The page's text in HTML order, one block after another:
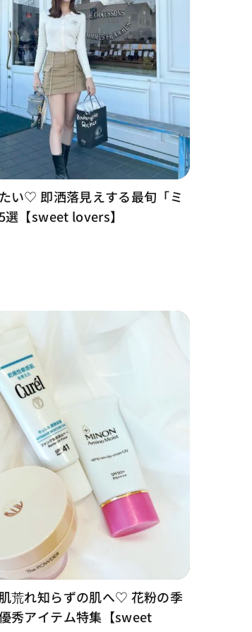
い♡ 即洒落見えする最旬「ミ
選【sweet lovers】
肌荒れ知らずの肌へ♡ 花粉の季
秀アイテム特集【sweet